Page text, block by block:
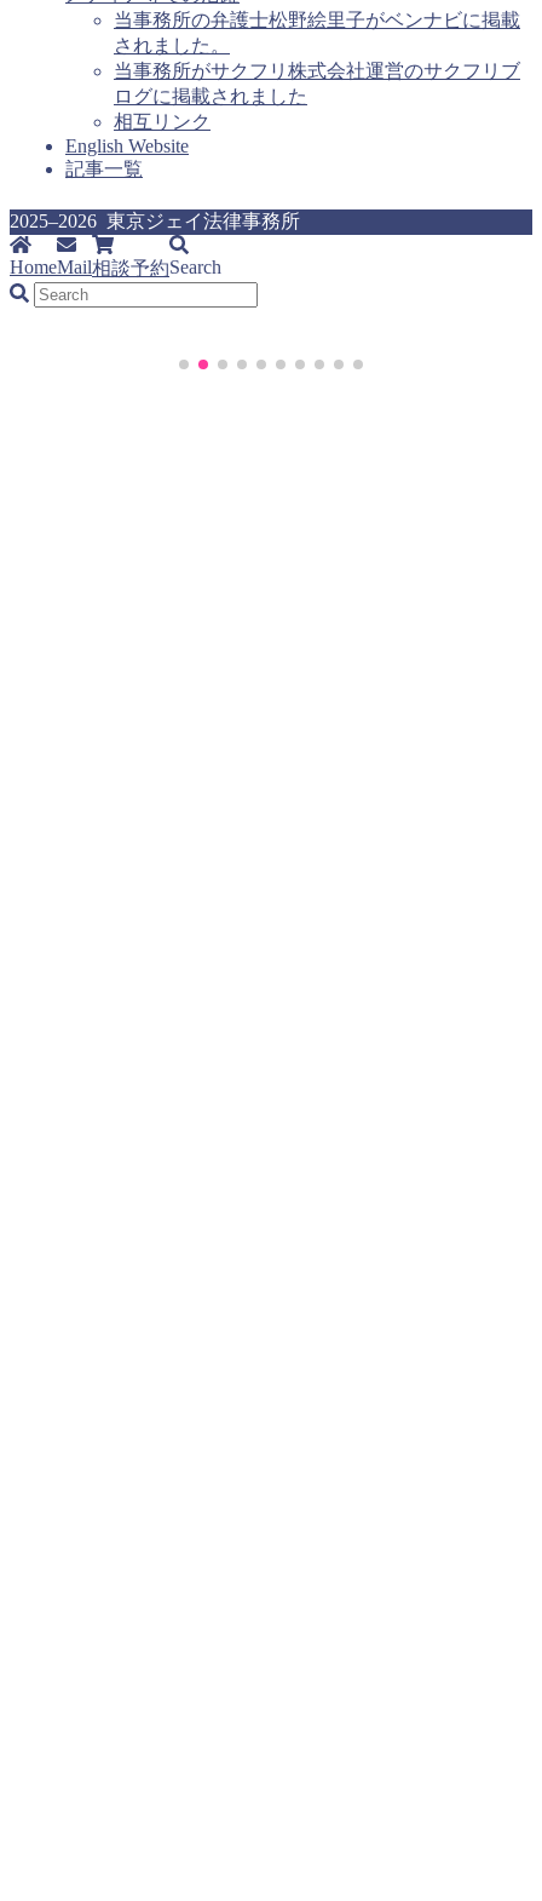
当事務所の弁護士松野絵里子がベンナビに掲載
されました。
当事務所がサクフリ株式会社運営のサクフリブ
ログに掲載されました
相互リンク
English Website
記事一覧
2025–2026 東京ジェイ法律事務所
HomeMail相談予約Search